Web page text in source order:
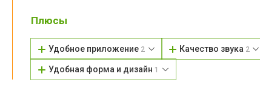
Плюсы
Удобное приложение 2 Качество звука 2
Удобная форма и дизайн 1